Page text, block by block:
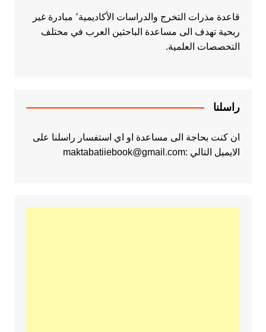
قاعدة مذرات التخرج والدراسات الأكاديمية٬ مبادرة غير
ربحية تهدف الى مساعدة الباحثين العرب في مختلف
التخصصات العلمية.
راسلنا
ان كنت بحاجة الى مساعدة او اي استفسار راسلنا على
الايميل التالي :maktabatiiebook@gmail.com